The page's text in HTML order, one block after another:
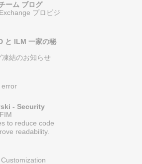
ーム ブログ
プロビジ
と ILM 一家の秘
結のお知らせ
error
- Security
to reduce code
readability.